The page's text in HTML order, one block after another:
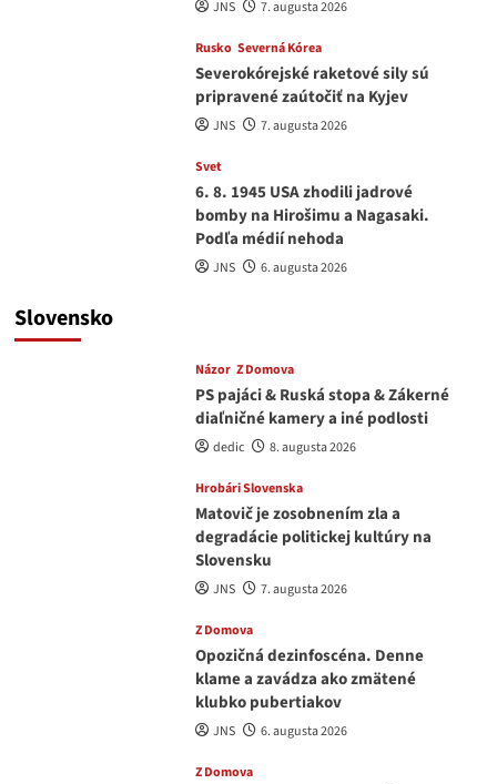
JNS 7. augusta 2026
Rusko Severná Kórea
Severokórejské raketové sily sú
pripravené zaútočiť na Kyjev
JNS 7. augusta 2026
Svet
6. 8. 1945 USA zhodili jadrové
bomby na Hirošimu a Nagasaki.
Podľa médií nehoda
JNS 6. augusta 2026
Slovensko
Názor Z Domova
PS pajáci & Ruská stopa & Zákerné
diaľničné kamery a iné podlosti
dedic 8. augusta 2026
Hrobári Slovenska
Matovič je zosobnením zla a
degradácie politickej kultúry na
Slovensku
JNS 7. augusta 2026
Z Domova
Opozičná dezinfoscéna. Denne
klame a zavádza ako zmätené
klubko pubertiakov
JNS 6. augusta 2026
Z Domova